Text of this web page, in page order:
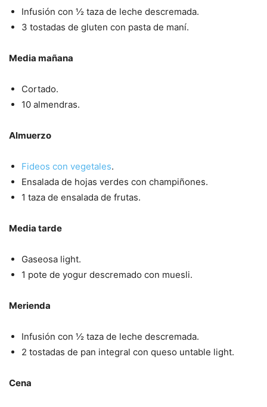
Infusión con ½ taza de leche descremada.
3 tostadas de gluten con pasta de maní.
Media mañana
Cortado.
10 almendras.
Almuerzo
Fideos con vegetales.
Ensalada de hojas verdes con champiñones.
1 taza de ensalada de frutas.
Media tarde
Gaseosa light.
1 pote de yogur descremado con muesli.
Merienda
Infusión con ½ taza de leche descremada.
2 tostadas de pan integral con queso untable light.
Cena